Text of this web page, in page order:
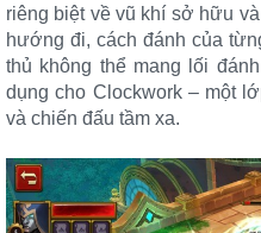
riêng biệt về vũ khí sở hữu
hướng đi, cách đánh của
thủ không thể mang lối
dụng cho Clockwork – một
và chiến đấu tầm xa.